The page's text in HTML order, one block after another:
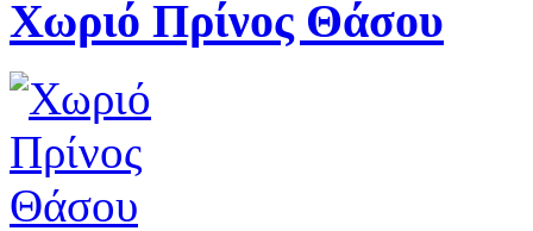
Χωριό Πρίνος Θάσου